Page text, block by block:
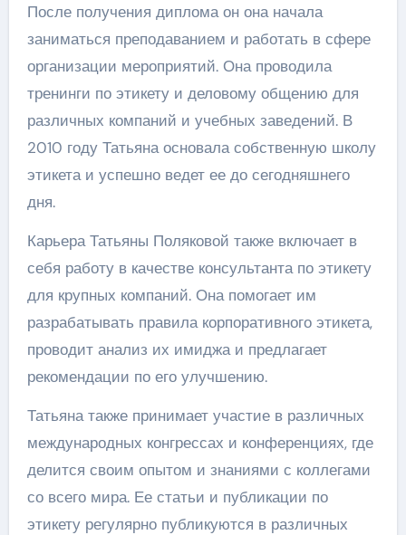
После получения диплома он она начала
заниматься преподаванием и работать в сфере
организации мероприятий. Она проводила
тренинги по этикету и деловому общению для
различных компаний и учебных заведений. В
2010 году Татьяна основала собственную школу
этикета и успешно ведет ее до сегодняшнего
дня.
Карьера Татьяны Поляковой также включает в
себя работу в качестве консультанта по этикету
для крупных компаний. Она помогает им
разрабатывать правила корпоративного этикета,
проводит анализ их имиджа и предлагает
рекомендации по его улучшению.
Татьяна также принимает участие в различных
международных конгрессах и конференциях, где
делится своим опытом и знаниями с коллегами
со всего мира. Ее статьи и публикации по
этикету регулярно публикуются в различных